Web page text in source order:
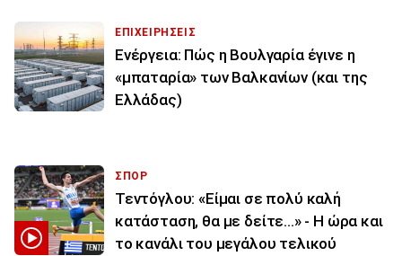
ΕΠΙΧΕΙΡΗΣΕΙΣ
Ενέργεια: Πώς η Βουλγαρία έγινε η
«μπαταρία» των Βαλκανίων (και της
Ελλάδας)
ΣΠΟΡ
Τεντόγλου: «Είμαι σε πολύ καλή
κατάσταση, θα με δείτε...» - Η ώρα και
το κανάλι του μεγάλου τελικού